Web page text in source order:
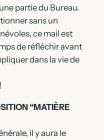
partie du Bureau.
sans un
ce mail est
de réfléchir avant
dans la vie de
“MATIÈRE
il y aura le